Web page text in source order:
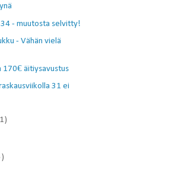
34 - muutosta selvitty!
- Vähän vielä
170€ äitiysavustus
31 ei